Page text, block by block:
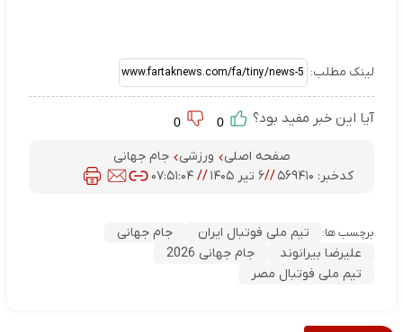
لینک مطلب:
آیا این خبر مفید بود؟
صفحه اصلی ورزشی
جام جهانی
کدخبر: ۵۶۹۴۱۰ //۶ تیر ۱۴۰۵ //۰۷:۵۱:۰۴
برچسب ها: تیم ملی فوتبال ایران
جام جهانی
علیرضا بیرانوند
جام جهانی 2026
تیم ملی فوتبال مصر